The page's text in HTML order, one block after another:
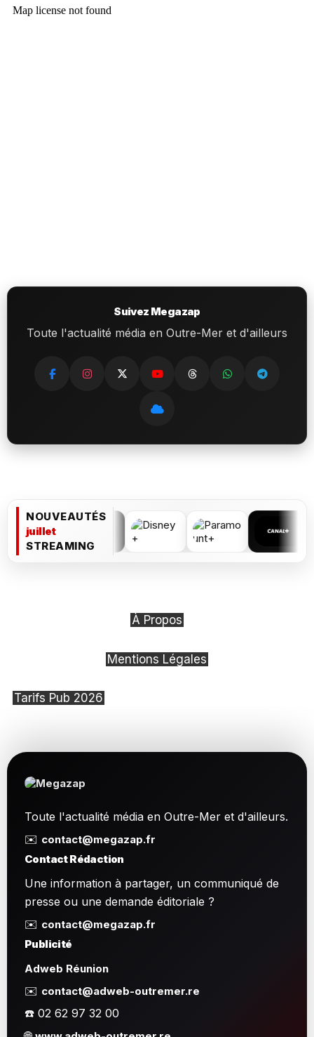
Suivez Megazap
Toute l'actualité média en Outre-Mer et d'ailleurs
NOUVEAUTÉS
juillet
STREAMING
À Propos
Mentions Légales
Tarifs Pub 2026
Toute l'actualité média en Outre-Mer et d'ailleurs.
✉️ contact@megazap.fr
Contact Rédaction
Une information à partager, un communiqué de
presse ou une demande éditoriale ?
✉️ contact@megazap.fr
Publicité
Adweb Réunion
✉️ contact@adweb-outremer.re
☎️ 02 62 97 32 00